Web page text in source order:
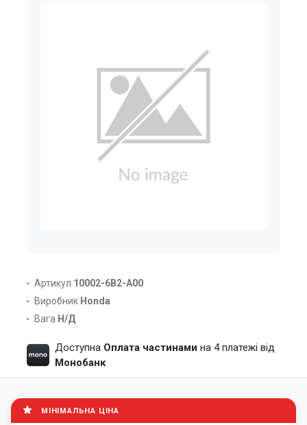
Артикул 10002-6B2-A00
Виробник Honda
Вага Н/Д
Доступна Оплата частинами на 4 платежі від
Монобанк
МІНІМАЛЬНА ЦІНА